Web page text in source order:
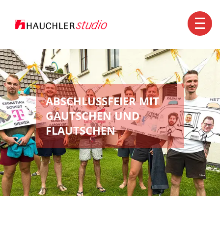
ABSCHLUSSFEIER MIT
GAUTSCHEN UND
FLAUTSCHEN